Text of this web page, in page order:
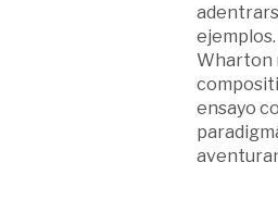
Wharton
ensayo